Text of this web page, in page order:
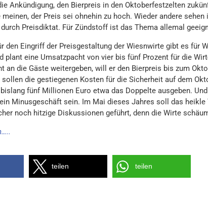
Ankündigung, den Bierpreis in den Oktoberfestzelten
der Preis sei ohnehin zu hoch. Wieder andere
Preisdiktat. Für Zündstoff ist das Thema allemal
den Eingriff der Preisgestaltung der Wiesnwirte gibt es für
plant eine Umsatzpacht von vier bis fünf Prozent für die
an die Gäste weitergeben, will er den Bierpreis bis zum
die gestiegenen Kosten für die Sicherheit auf dem
fünf Millionen Euro etwa das Doppelte ausgeben.
Minusgeschäft sein. Im Mai dieses Jahres soll das
noch hitzige Diskussionen geführt, denn die Wirte
teilen teilen